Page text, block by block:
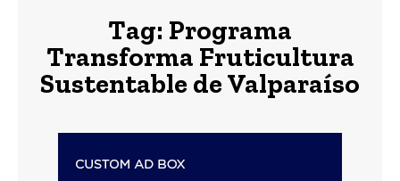
Tag: Programa
Transforma Fruticultura
Sustentable de Valparaíso